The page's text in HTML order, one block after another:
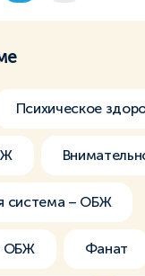
Психическое
система – ОБЖ
ОБЖ Фанат